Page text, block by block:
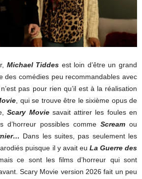
Michael Tiddes est loin d’être un grand
des comédies peu recommandables avec
pas pour rien qu’il est à la réalisation
, qui se trouve être le sixième opus de
Scary Movie savait attirer les foules en
d’horreur possibles comme Scream ou
Dans les suites, pas seulement les
puisque il y avait eu La Guerre des
ce sont les films d’horreur qui sont
Scary Movie version 2026 fait un peu